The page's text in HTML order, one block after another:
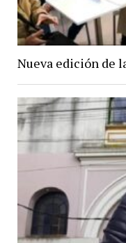
Nueva edición de